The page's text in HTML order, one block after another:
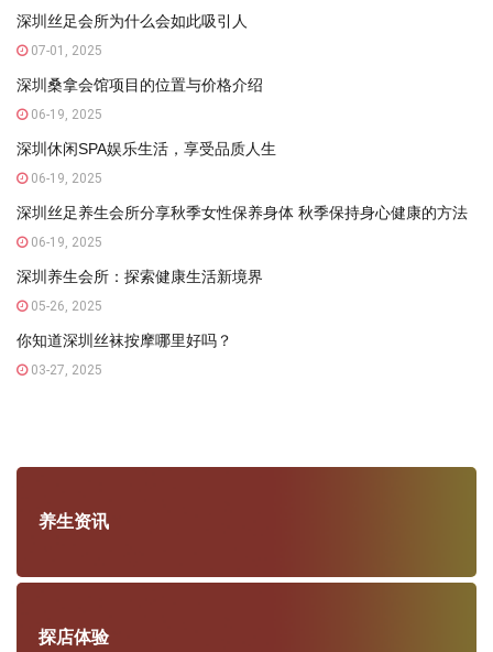
深圳丝足会所为什么会如此吸引人
07-01, 2025
深圳桑拿会馆项目的位置与价格介绍
06-19, 2025
深圳休闲SPA娱乐生活，享受品质人生
06-19, 2025
深圳丝足养生会所分享秋季女性保养身体 秋季保持身心健康的方法
06-19, 2025
深圳养生会所：探索健康生活新境界
05-26, 2025
你知道深圳丝袜按摩哪里好吗？
03-27, 2025
养生资讯
探店体验